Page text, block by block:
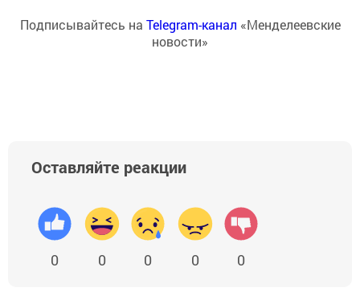
Подписывайтесь на Telegram-канал «Менделеевские
новости»
Оставляйте реакции
0 0 0 0 0